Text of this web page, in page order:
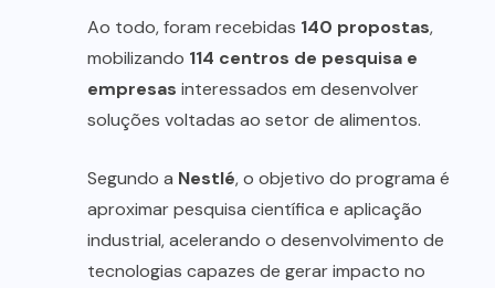
Ao todo, foram recebidas 140 propostas,
mobilizando 114 centros de pesquisa e
empresas interessados em desenvolver
soluções voltadas ao setor de alimentos.
Segundo a Nestlé, o objetivo do programa é
aproximar pesquisa científica e aplicação
industrial, acelerando o desenvolvimento de
tecnologias capazes de gerar impacto no